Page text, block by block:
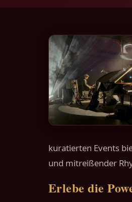
kuratierten Events
und mitreißender
Erlebe die